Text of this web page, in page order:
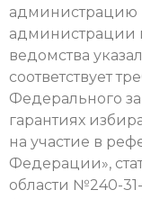
администрацию
администрации
ведомства
соответствует
Федерального
гарантиях
на участие в
Федерации»,
области №240-